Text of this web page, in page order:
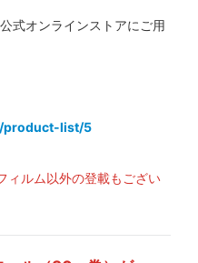
式オンラインストアにご用
product-list/5
ィルム以外の登載もござい